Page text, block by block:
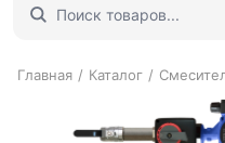
Главная / Каталог /